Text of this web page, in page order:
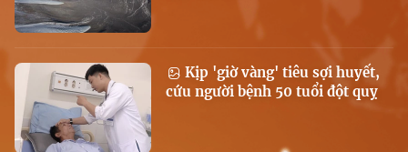
Kịp 'giờ vàng' tiêu sợi huyết,
cứu người bệnh 50 tuổi đột quỵ